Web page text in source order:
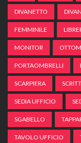
DIVANETTO
FEMMINILE
MONITOR
PORTAOMBRELLI
SCARPIERA
SEDIA UFFICIO
SGABELLO
TAVOLO UFFICIO